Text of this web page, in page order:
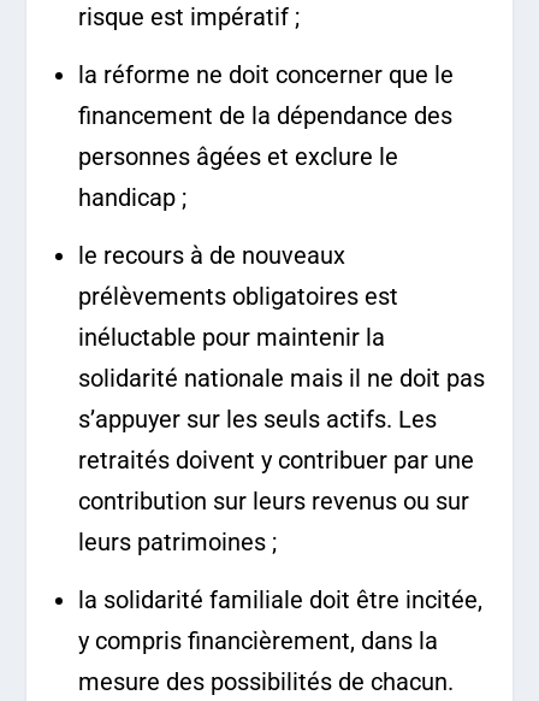
risque est impératif ;
la réforme ne doit concerner que le
financement de la dépendance des
personnes âgées et exclure le
handicap ;
le recours à de nouveaux
prélèvements obligatoires est
inéluctable pour maintenir la
solidarité nationale mais il ne doit pas
s’appuyer sur les seuls actifs. Les
retraités doivent y contribuer par une
contribution sur leurs revenus ou sur
leurs patrimoines ;
la solidarité familiale doit être incitée,
y compris financièrement, dans la
mesure des possibilités de chacun.